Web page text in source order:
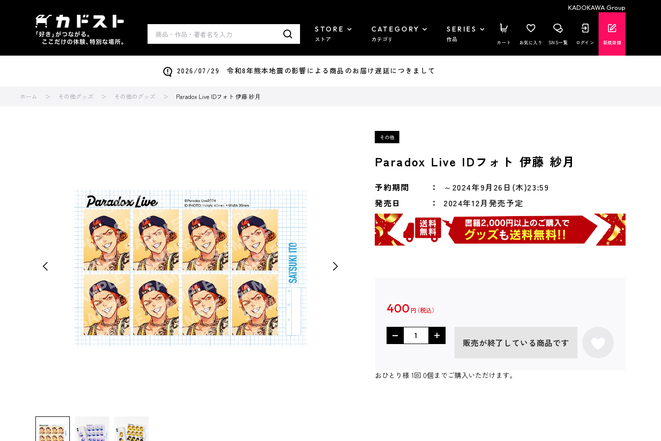
KADOKAWA Group
STORE
ストア
CATEGORY
カテゴリ
SERIES
作品 カート お気に入り SNS一覧 ログイン 新規登録
2026/07/29 令和8年熊本地震の影響による商品のお届け遅延につきまして
ホーム その他グッズ その他のグッズ Paradox Live IDフォト 伊藤 紗月
Paradox Live IDフォト 伊藤 紗月
予約期間
～2024年9月26日(木)23:59
発売日
2024年12月発売予定
400 円
販売が終了している商品です
おひとり様 1回 0個までご購入いただけます。